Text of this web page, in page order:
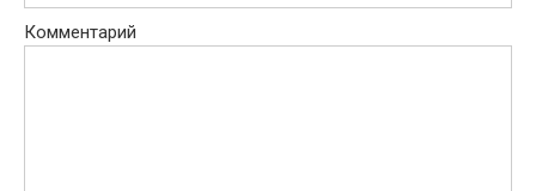
Комментарий